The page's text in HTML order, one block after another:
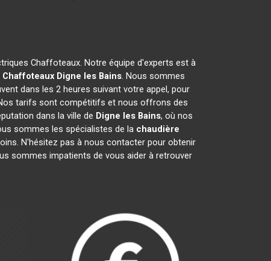
Chaffoteaux. Notre équipe d'experts est à
Digne les Bains. Nous sommes
dans les 2 heures suivant votre appel, pour
tarifs sont compétitifs et nous offrons des
dans la ville de Digne les Bains, où nos
sommes les spécialistes de la chaudière
N'hésitez pas à nous contacter pour obtenir
sommes impatients de vous aider à retrouver